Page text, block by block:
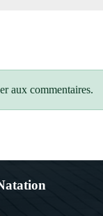
aux commentaires.